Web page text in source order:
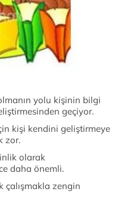
yolu kişinin bilgi
geçiyor.
kişi kendini geliştirmeye
zor.
olarak
daha önemli.
çalışmakla zengin